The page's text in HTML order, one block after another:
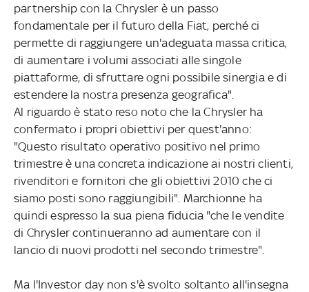
partnership con la Chrysler è un passo
fondamentale per il futuro della Fiat, perché ci
permette di raggiungere un'adeguata massa critica,
di aumentare i volumi associati alle singole
piattaforme, di sfruttare ogni possibile sinergia e di
estendere la nostra presenza geografica".
Al riguardo è stato reso noto che la Chrysler ha
confermato i propri obiettivi per quest'anno:
"Questo risultato operativo positivo nel primo
trimestre è una concreta indicazione ai nostri clienti,
rivenditori e fornitori che gli obiettivi 2010 che ci
siamo posti sono raggiungibili". Marchionne ha
quindi espresso la sua piena fiducia "che le vendite
di Chrysler continueranno ad aumentare con il
lancio di nuovi prodotti nel secondo trimestre".
Ma l'Investor day non s'è svolto soltanto all'insegna